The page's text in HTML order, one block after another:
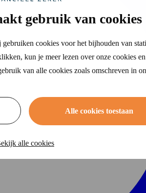
gebruik van cookies
cookies voor het bijhouden van
kun je meer lezen over onze cookies
van alle cookies zoals omschreven in
Alle cookies toestaan
alle cookies